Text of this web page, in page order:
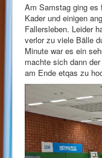
Am Samstag ging es
Kader und einigen
Fallersleben. Leider
verlor zu viele Bälle
Minute war es ein
machte sich dann
am Ende etqas zu